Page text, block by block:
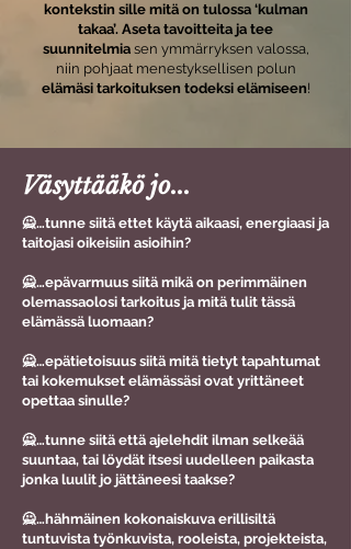
kontekstin sille mitä on tulossa ‘kulman
takaa’. Aseta tavoitteita ja tee
suunnitelmiasen ymmärryksen valossa,
niin pohjaat menestyksellisen polun
elämäsi tarkoituksen todeksi elämiseen!
Väsyttääkö jo...
🙅…tunne siitä ettet käytä aikaasi, energiaasi ja
taitojasi oikeisiin asioihin?
🙅…epävarmuus siitä mikä on perimmäinen
olemassaolosi tarkoitus ja mitä tulit tässä
elämässä luomaan?
🙅…epätietoisuus siitä mitä tietyt tapahtumat
tai kokemukset elämässäsi ovat yrittäneet
opettaa sinulle?
🙅…tunne siitä että ajelehdit ilman selkeää
suuntaa, tai löydät itsesi uudelleen paikasta
jonka luulit jo jättäneesi taakse?
🙅…hähmäinen kokonaiskuva erillisiltä
tuntuvista työnkuvista, rooleista, projekteista,